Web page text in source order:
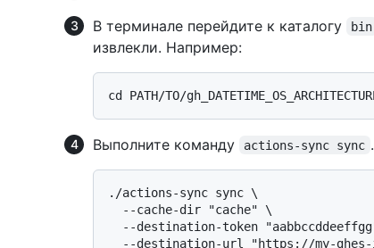
В терминале перейдите к каталогу
bin
извлекли. Например:
Выполните команду actions-sync sync .
./actions-sync sync \